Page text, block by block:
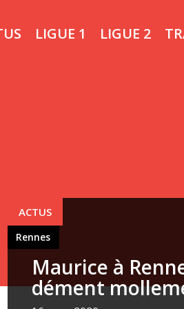
LIGUE 1 LIGUE 2
Rennes
ACTUS
Rennes
Maurice à
dément